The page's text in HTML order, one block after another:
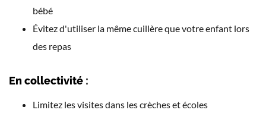
bébé
Évitez d'utiliser la même cuillère que votre enfant lors
des repas
En collectivité :
Limitez les visites dans les crèches et écoles